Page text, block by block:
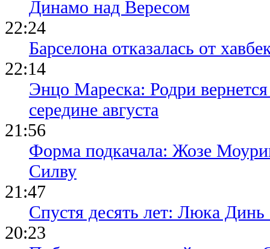
Динамо над Вересом
22:24
Барселона отказалась от
22:14
Энцо Мареска: Родри
середине августа
21:56
Форма подкачала: Жозе
Силву
21:47
Спустя десять лет: Люка
20:23